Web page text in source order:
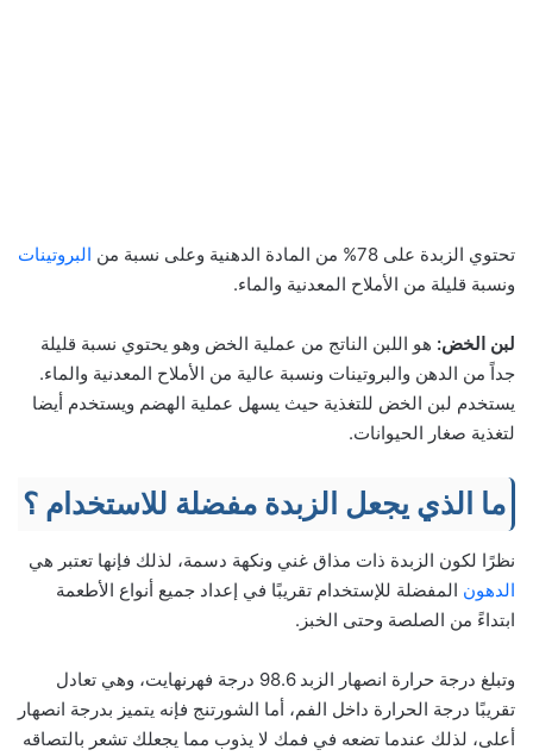
تحتوي الزبدة على 78% من المادة الدهنية وعلى نسبة من
البروتينات
ونسبة قليلة من الأملاح المعدنية والماء.
لبن الخض: هو اللبن الناتج من عملية الخض وهو يحتوي نسبة قليلة
جداً من الدهن والبروتينات ونسبة عالية من الأملاح المعدنية والماء.
يستخدم لبن الخض للتغذية حيث يسهل عملية الهضم ويستخدم أيضا
لتغذية صغار الحيوانات.
ما الذي يجعل الزبدة مفضلة للاستخدام ؟
نظرًا لكون الزبدة ذات مذاق غني ونكهة دسمة، لذلك فإنها تعتبر هي
الدهون المفضلة للإستخدام تقريبًا في إعداد جميع أنواع الأطعمة
ابتداءً من الصلصة وحتى الخبز.
وتبلغ درجة حرارة انصهار الزبد 98.6 درجة فهرنهايت، وهي تعادل
تقريبًا درجة الحرارة داخل الفم، أما الشورتنج فإنه يتميز بدرجة انصهار
أعلى، لذلك عندما تضعه في فمك لا يذوب مما يجعلك تشعر بالتصاقه